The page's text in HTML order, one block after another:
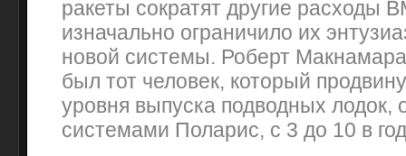
ракеты сократят другие расходы
изначально ограничило их
новой системы. Роберт
был тот человек, который
уровня выпуска подводных
системами Поларис, с 3 до 10 в